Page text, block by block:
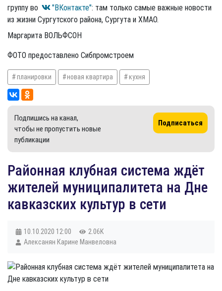
группу во
"ВКонтакте": там только самые важные новости
из жизни Сургутского района, Сургута и ХМАО.
Маргарита ВОЛЬФСОН
ФОТО предоставлено Сибпромстроем
планировки новая квартира кухня
Подпишись на канал,
чтобы не пропустить новые
публикации
Подписаться
Районная клубная система ждёт
жителей муниципалитета на Дне
кавказских культур в сети
10.10.2020 12:00
2.06K
Алексанян Карине Манвеловна